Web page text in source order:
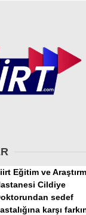
Eğitim ve
Cildiye
sedef
karşı